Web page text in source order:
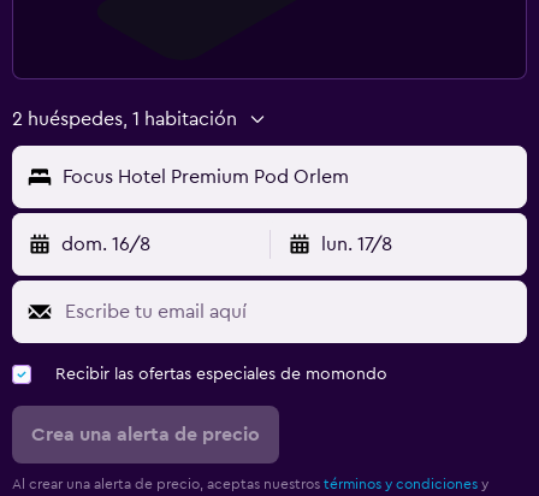
2 huéspedes, 1 habitación
Focus Hotel Premium Pod Orlem
dom. 16/8 lun. 17/8
Recibir las ofertas especiales de momondo
Crea una alerta de precio
Al crear una alerta de precio, aceptas nuestros términos y condiciones y